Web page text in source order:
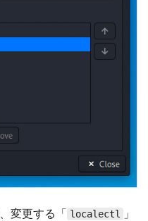
変更する「 localectl
」